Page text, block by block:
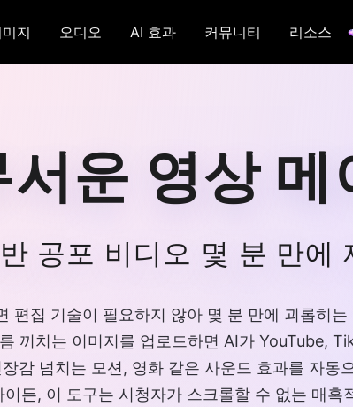
지 오디오 AI 효과 커뮤니티 리소스
운 영상 메
공포 비디오 몇 분 만에
집 기술이 필요하지 않아 몇 분 만에 괴롭히
끼치는 이미지를 업로드하면 AI가 YouTube,
감 넘치는 모션, 영화 같은 사운드 효과를 자동
든, 이 도구는 시청자가 스크롤할 수 없는 매혹